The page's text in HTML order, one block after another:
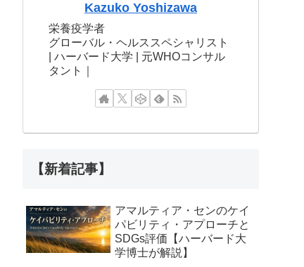
Kazuko Yoshizawa
栄養疫学者
グローバル・ヘルススペシャリスト
| ハーバード大学 | 元WHOコンサル
タント｜
【新着記事】
アマルティア・センのケイ
パビリティ・アプローチと
SDGs評価【ハーバード大
学博士が解説】